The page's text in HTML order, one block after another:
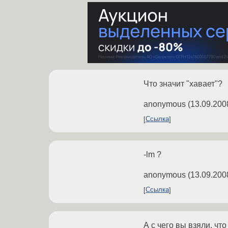
Что значит "хавает"?
anonymous (
Ссылка
-lm ?
anonymous (
Ссылка
А с чего вы взяли,